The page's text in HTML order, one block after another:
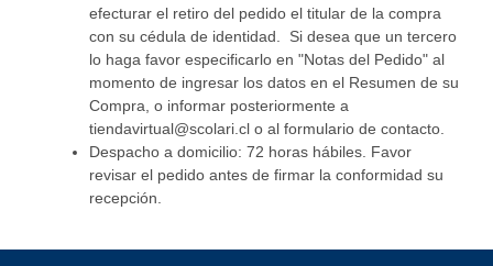
efecturar el retiro del pedido el titular de la compra
con su cédula de identidad. Si desea que un tercero
lo haga favor especificarlo en "Notas del Pedido" al
momento de ingresar los datos en el Resumen de su
Compra, o informar posteriormente a
tiendavirtual@scolari.cl o al formulario de contacto.
Despacho a domicilio: 72 horas hábiles. Favor
revisar el pedido antes de firmar la conformidad su
recepción.